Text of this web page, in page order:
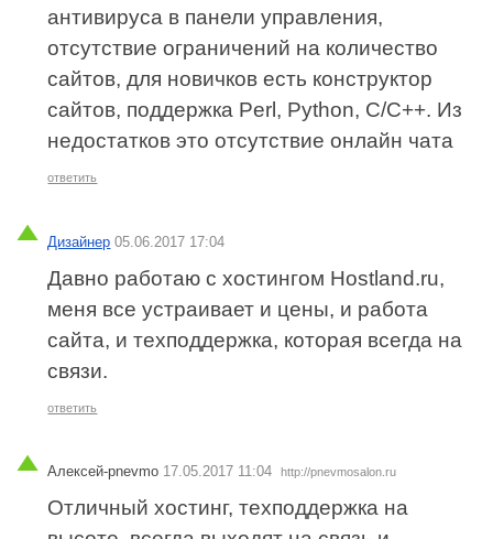
антивируса в панели управления,
отсутствие ограничений на количество
сайтов, для новичков есть конструктор
сайтов, поддержка Perl, Python, C/C++. Из
недостатков это отсутствие онлайн чата
ответить
Дизайнер 05.06.2017 17:04
Давно работаю с хостингом Hostland.ru,
меня все устраивает и цены, и работа
сайта, и техподдержка, которая всегда на
связи.
ответить
Алексей-pnevmo 17.05.2017 11:04 http://pnevmosalon.ru
Отличный хостинг, техподдержка на